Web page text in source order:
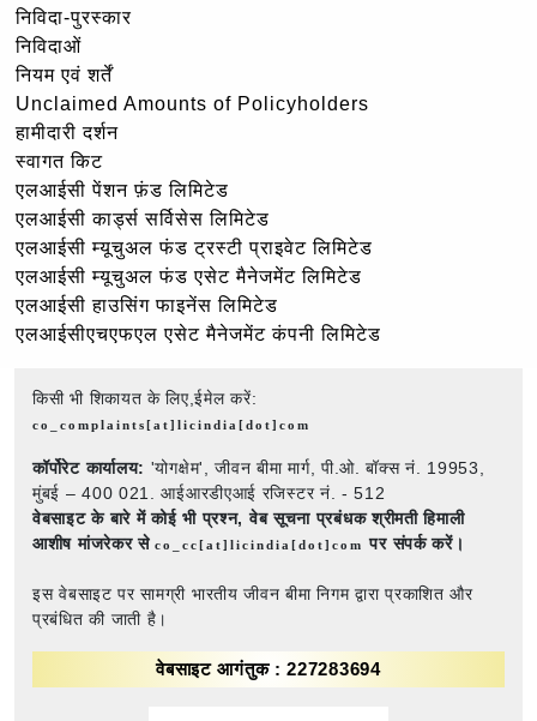
निविदा-पुरस्कार
निविदाओं
नियम एवं शर्तें
Unclaimed Amounts of Policyholders
हामीदारी दर्शन
स्वागत किट
एलआईसी पेंशन फ़ंड लिमिटेड
एलआईसी कार्ड्स सर्विसेस लिमिटेड
एलआईसी म्यूचुअल फंड ट्रस्टी प्राइवेट लिमिटेड
एलआईसी म्यूचुअल फंड एसेट मैनेजमेंट लिमिटेड
एलआईसी हाउसिंग फाइनेंस लिमिटेड
एलआईसीएचएफएल एसेट मैनेजमेंट कंपनी लिमिटेड
किसी भी शिकायत के लिए,ईमेल करें:
co_complaints[at]licindia[dot]com
कॉर्पोरेट कार्यालय: 'योगक्षेम', जीवन बीमा मार्ग, पी.ओ. बॉक्स नं. 19953,
मुंबई – 400 021. आईआरडीएआई रजिस्टर नं. - 512
वेबसाइट के बारे में कोई भी प्रश्न, वेब सूचना प्रबंधक श्रीमती हिमाली
आशीष मांजरेकर सेco_cc[at]licindia[dot]comपर संपर्क करें।
इस वेबसाइट पर सामग्री भारतीय जीवन बीमा निगम द्वारा प्रकाशित और
प्रबंधित की जाती है।
वेबसाइट आगंतुक : 227283694